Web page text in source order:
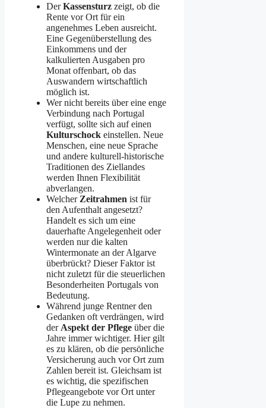
DerKassensturz zeigt, ob die
Rente vor Ort für ein
angenehmes Leben ausreicht.
Eine Gegenüberstellung des
Einkommens und der
kalkulierten Ausgaben pro
Monat offenbart, ob das
Auswandern wirtschaftlich
möglich ist.
Wer nicht bereits über eine enge
Verbindung nach Portugal
verfügt, sollte sich auf einen
Kulturschock einstellen. Neue
Menschen, eine neue Sprache
und andere kulturell-historische
Traditionen des Ziellandes
werden Ihnen Flexibilität
abverlangen.
Welcher Zeitrahmen ist für
den Aufenthalt angesetzt?
Handelt es sich um eine
dauerhafte Angelegenheit oder
werden nur die kalten
Wintermonate an der Algarve
überbrückt? Dieser Faktor ist
nicht zuletzt für die steuerlichen
Besonderheiten Portugals von
Bedeutung.
Während junge Rentner den
Gedanken oft verdrängen, wird
der Aspekt der Pflege über die
Jahre immer wichtiger. Hier gilt
es zu klären, ob die persönliche
Versicherung auch vor Ort zum
Zahlen bereit ist. Gleichsam ist
es wichtig, die spezifischen
Pflegeangebote vor Ort unter
die Lupe zu nehmen.